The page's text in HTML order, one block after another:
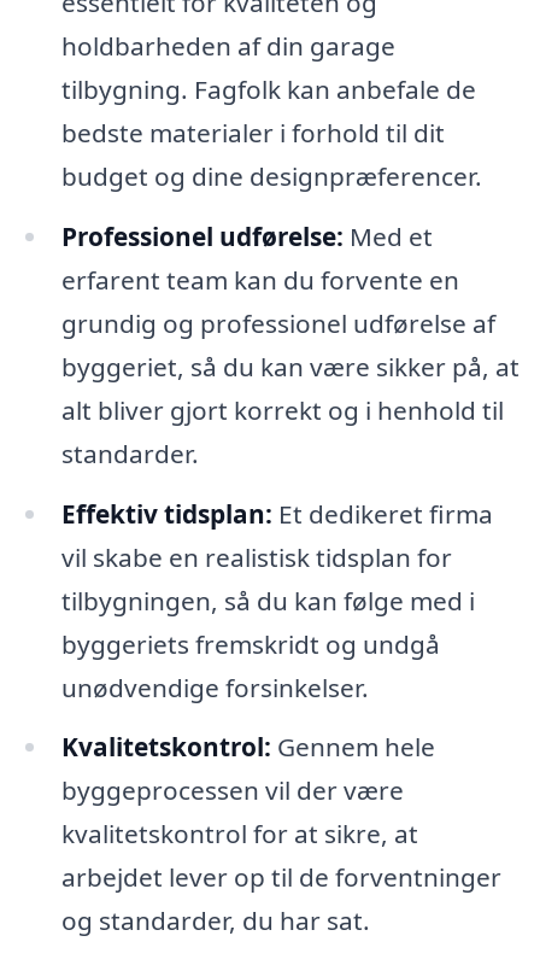
holdbarheden af din garage
tilbygning. Fagfolk kan anbefale de
bedste materialer i forhold til dit
budget og dine designpræferencer.
Professionel udførelse: Med et
erfarent team kan du forvente en
grundig og professionel udførelse af
byggeriet, så du kan være sikker på, at
alt bliver gjort korrekt og i henhold til
standarder.
Effektiv tidsplan: Et dedikeret firma
vil skabe en realistisk tidsplan for
tilbygningen, så du kan følge med i
byggeriets fremskridt og undgå
unødvendige forsinkelser.
Kvalitetskontrol: Gennem hele
byggeprocessen vil der være
kvalitetskontrol for at sikre, at
arbejdet lever op til de forventninger
og standarder, du har sat.